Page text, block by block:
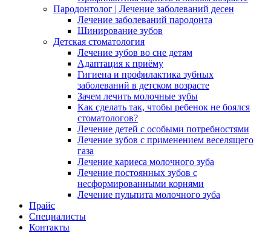
Пародонтолог | Лечение заболеваний десен
Лечение заболеваний пародонта
Шинирование зубов
Детская стоматология
Лечение зубов во сне детям
Адаптация к приёму
Гигиена и профилактика зубных
заболеваний в детском возрасте
Зачем лечить молочные зубы
Как сделать так, чтобы ребенок не боялся
стоматологов?
Лечение детей с особыми потребностями
Лечение зубов с применением веселящего
газа
Лечение кариеса молочного зуба
Лечение постоянных зубов с
несформированными корнями
Лечение пульпита молочного зуба
Прайс
Специалисты
Контакты